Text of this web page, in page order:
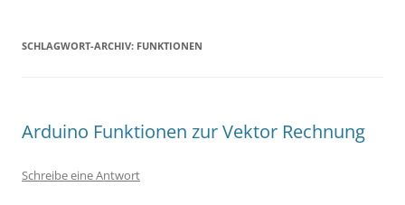
SCHLAGWORT-ARCHIV: FUNKTIONEN
Arduino Funktionen zur Vektor Rechnung
Schreibe eine Antwort